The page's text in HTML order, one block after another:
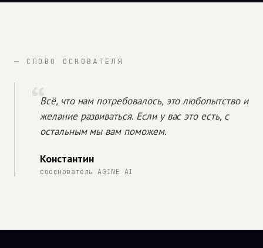
— СЛОВО ОСНОВАТЕЛЯ
Всё, что нам потребовалось, это любопытство и
желание развиваться. Если у вас это есть, с
остальным мы вам поможем.
Константин
сооснователь AGINE AI